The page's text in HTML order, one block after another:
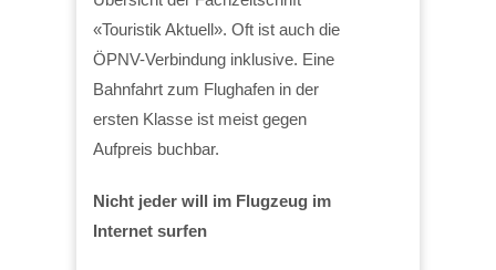
«Touristik Aktuell». Oft ist auch die
ÖPNV-Verbindung inklusive. Eine
Bahnfahrt zum Flughafen in der
ersten Klasse ist meist gegen
Aufpreis buchbar.
Nicht jeder will im Flugzeug im
Internet surfen